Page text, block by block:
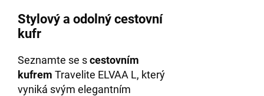
Stylový a odolný cestovní
kufr
Seznamte se scestovním
kufrem Travelite ELVAA L, který
vyniká svým elegantním